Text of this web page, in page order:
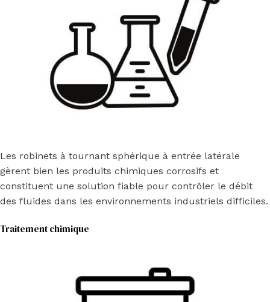
Les robinets à tournant sphérique à entrée latérale
gèrent bien les produits chimiques corrosifs et
constituent une solution fiable pour contrôler le débit
des fluides dans les environnements industriels difficiles.
Traitement chimique